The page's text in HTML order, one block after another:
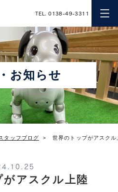
近藤商会
TEL. 0138-49-3311
お知らせ
タッフブログ 世界のトップがアスクル
アスクル上陸